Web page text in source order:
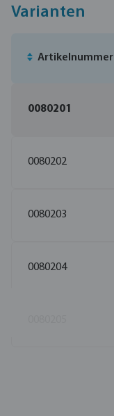
Varianten
Artikelnummer
0080201
0080202
0080203
0080204